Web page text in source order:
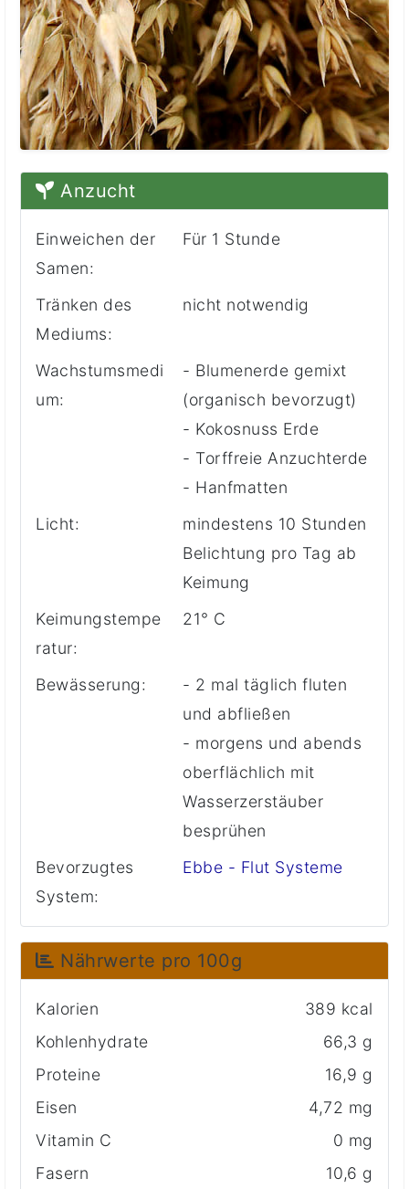
Anzucht
Einweichen der
Samen:
Für 1 Stunde
Tränken des
Mediums:
nicht notwendig
Wachstumsmedi
um:
- Blumenerde gemixt
(organisch bevorzugt)
- Kokosnuss Erde
- Torffreie Anzuchterde
- Hanfmatten
Licht:
mindestens 10 Stunden
Belichtung pro Tag ab
Keimung
Keimungstempe
ratur:
21° C
Bewässerung:
- 2 mal täglich fluten
und abfließen
- morgens und abends
oberflächlich mit
Wasserzerstäuber
besprühen
Bevorzugtes
System:
Ebbe - Flut Systeme
Nährwerte pro 100g
Kalorien
389 kcal
Kohlenhydrate
66,3 g
Proteine
16,9 g
Eisen
4,72 mg
Vitamin C
0 mg
Fasern
10,6 g